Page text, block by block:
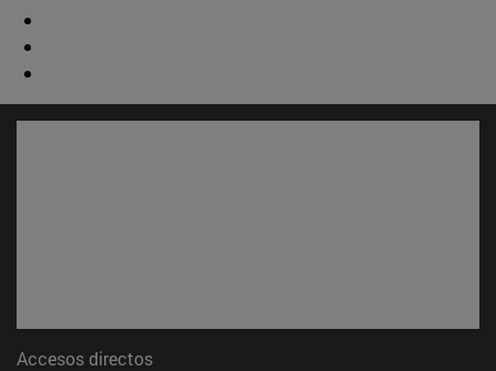
Accesos directos